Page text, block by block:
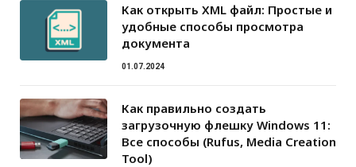
Как открыть XML файл: Простые и
удобные способы просмотра
документа
01.07.2024
Как правильно создать
загрузочную флешку Windows 11:
Все способы (Rufus, Media Creation
Tool)